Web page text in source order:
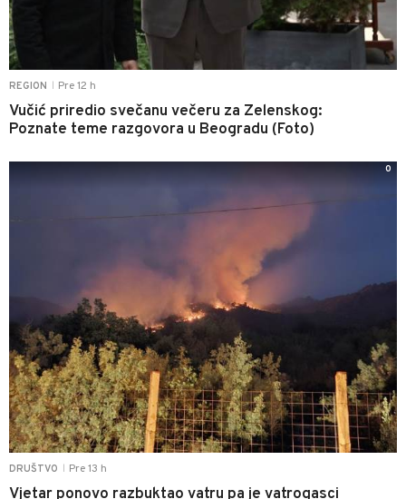
REGION Pre 12 h
Vučić priredio svečanu večeru za Zelenskog:
Poznate teme razgovora u Beogradu (Foto)
DRUŠTVO Pre 13 h
Vjetar ponovo razbuktao vatru pa je vatrogasci
0